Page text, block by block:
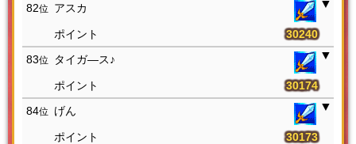
82位 アスカ
30240
83位 タイガ―ス♪
30174
84位 げん
30173